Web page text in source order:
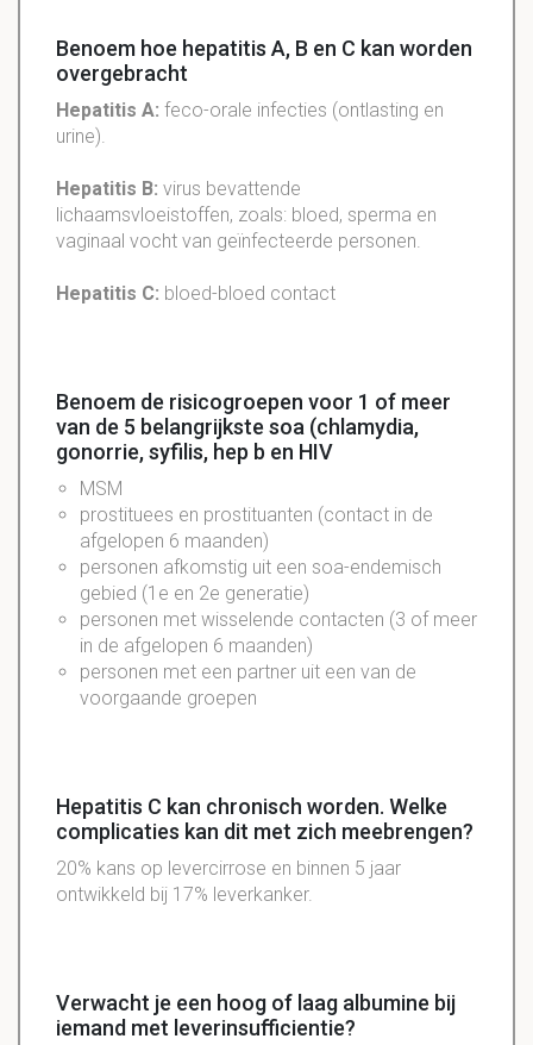
Benoem hoe hepatitis A, B en C kan worden
overgebracht
Hepatitis A: feco-orale infecties (ontlasting en
urine).
Hepatitis B: virus bevattende
lichaamsvloeistoffen, zoals: bloed, sperma en
vaginaal vocht van geïnfecteerde personen.
Hepatitis C: bloed-bloed contact
Benoem de risicogroepen voor 1 of meer
van de 5 belangrijkste soa (chlamydia,
gonorrie, syfilis, hep b en HIV
MSM
prostituees en prostituanten (contact in de
afgelopen 6 maanden)
personen afkomstig uit een soa-endemisch
gebied (1e en 2e generatie)
personen met wisselende contacten (3 of meer
in de afgelopen 6 maanden)
personen met een partner uit een van de
voorgaande groepen
Hepatitis C kan chronisch worden. Welke
complicaties kan dit met zich meebrengen?
20% kans op levercirrose en binnen 5 jaar
ontwikkeld bij 17% leverkanker.
Verwacht je een hoog of laag albumine bij
iemand met leverinsufficientie?